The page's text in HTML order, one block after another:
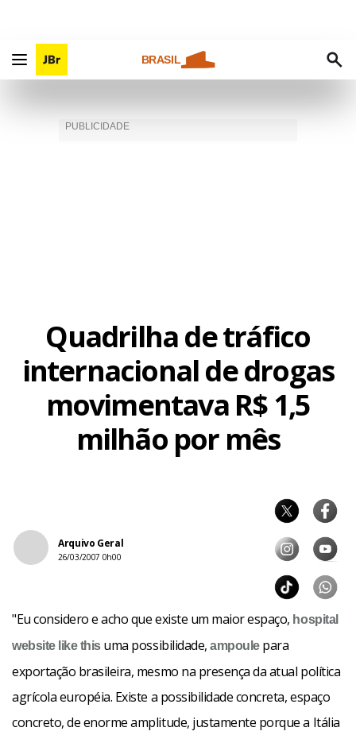
BRASIL
Quadrilha de tráfico
internacional de drogas
movimentava R$ 1,5
milhão por mês
Arquivo Geral
26/03/2007 0h00
"Eu considero e acho que existe um maior espaço, hospital
website like thisuma possibilidade,ampoulepara
exportação brasileira, mesmo na presença da atual política
agrícola européia. Existe a possibilidade concreta, espaço
concreto, de enorme amplitude, justamente porque a Itália